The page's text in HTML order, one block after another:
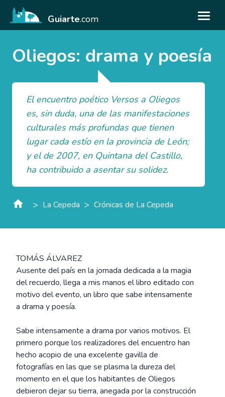
Guiarte.com
Oliegos: drama y poesía
El encuentro poético Versos a Oliegos
es, sin duda, una de las manifestaciones
culturales más profundas que tienen
lugar cada estío en la provincia de León;
y el de 2007, en Quintana del Castillo,
ha contribuido a asentar su solidez.
> La Cepeda > Crónicas de La Cepeda
TOMÁS ÁLVAREZ
Ausente del país en la jornada dedicada a la magia
del recuerdo, llega a mis manos el libro editado con
motivo del evento, un libro que sabe intensamente
a drama y poesía.
Sabe intensamente a drama por varios motivos. El
primero porque los realizadores del encuentro han
hecho acopio de una excelente gavilla de
fotografías en las que se plasma la dureza del
momento en el que los habitantes de Oliegos
debieron dejar su tierra, anegada por la construcción